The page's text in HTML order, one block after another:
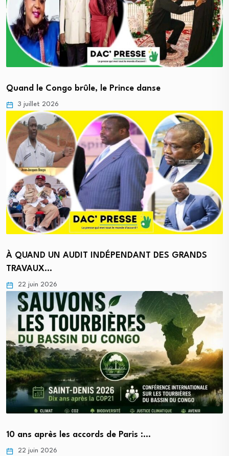
Quand le Congo brûle, le Prince danse
3 juillet 2026
À QUAND UN AUDIT INDÉPENDANT DES GRANDS
TRAVAUX…
22 juin 2026
10 ans après les accords de Paris :…
22 juin 2026